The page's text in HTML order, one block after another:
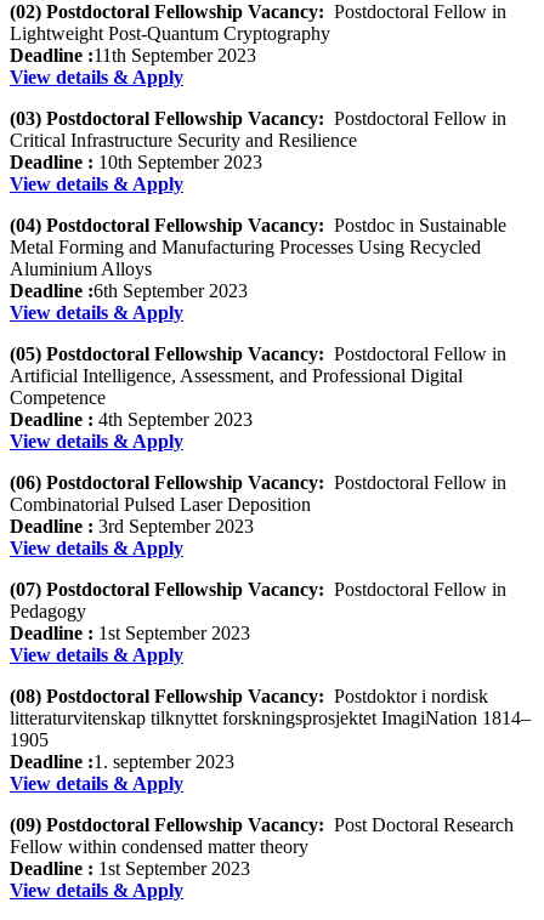
(02) Postdoctoral Fellowship Vacancy: Postdoctoral Fellow in
Lightweight Post-Quantum Cryptography
Deadline :11th September 2023
View details & Apply
(03) Postdoctoral Fellowship Vacancy: Postdoctoral Fellow in
Critical Infrastructure Security and Resilience
Deadline : 10th September 2023
View details & Apply
(04) Postdoctoral Fellowship Vacancy: Postdoc in Sustainable
Metal Forming and Manufacturing Processes Using Recycled
Aluminium Alloys
Deadline :6th September 2023
View details & Apply
(05) Postdoctoral Fellowship Vacancy: Postdoctoral Fellow in
Artificial Intelligence, Assessment, and Professional Digital
Competence
Deadline : 4th September 2023
View details & Apply
(06) Postdoctoral Fellowship Vacancy: Postdoctoral Fellow in
Combinatorial Pulsed Laser Deposition
Deadline : 3rd September 2023
View details & Apply
(07) Postdoctoral Fellowship Vacancy: Postdoctoral Fellow in
Pedagogy
Deadline : 1st September 2023
View details & Apply
(08) Postdoctoral Fellowship Vacancy: Postdoktor i nordisk
litteraturvitenskap tilknyttet forskningsprosjektet ImagiNation 1814–
1905
Deadline :1. september 2023
View details & Apply
(09) Postdoctoral Fellowship Vacancy: Post Doctoral Research
Fellow within condensed matter theory
Deadline : 1st September 2023
View details & Apply